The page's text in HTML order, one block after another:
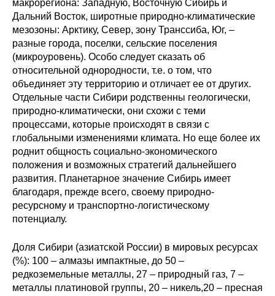
Материалы
Конкурсы и вакансии
Контакты
макрорегиона: Западную, Восточную Сибирь и
Дальний Восток, широтные природно-климатические
мезозоны: Арктику, Север, зону Транссиба, Юг, –
разные города, поселки, сельские поселения
(микроуровень). Особо следует сказать об
относительной однородности, т.е. о том, что
объединяет эту территорию и отличает ее от других.
Отдельные части Сибири родственны геологически,
природно-климатически, они схожи с теми
процессами, которые происходят в связи с
глобальными изменениями климата. Но еще более их
роднит общность социально-экономического
положения и возможных стратегий дальнейшего
развития. Планетарное значение Сибирь имеет
благодаря, прежде всего, своему природно-
ресурсному и транспортно-логистическому
потенциалу.
Доля Сибири (азиатской России) в мировых ресурсах
(%): 100 – алмазы импактные, до 50 –
редкоземельные металлы, 27 – природный газ, 7 –
металлы платиновой группы, 20 – никель,20 – пресная